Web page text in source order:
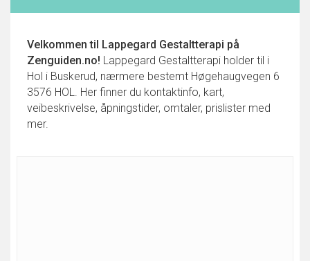
Velkommen til Lappegard Gestaltterapi på
Zenguiden.no! Lappegard Gestaltterapi holder til i
Hol i Buskerud, nærmere bestemt Høgehaugvegen 6
3576 HOL. Her finner du kontaktinfo, kart,
veibeskrivelse, åpningstider, omtaler, prislister med
mer.